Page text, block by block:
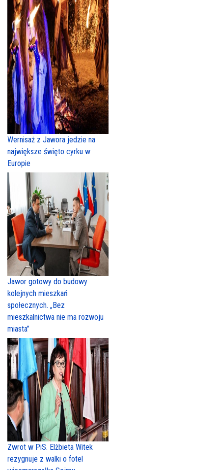
Wernisaż z Jawora jedzie na
największe święto cyrku w
Europie
Jawor gotowy do budowy
kolejnych mieszkań
społecznych. „Bez
mieszkalnictwa nie ma rozwoju
miasta”
Zwrot w PiS. Elżbieta Witek
rezygnuje z walki o fotel